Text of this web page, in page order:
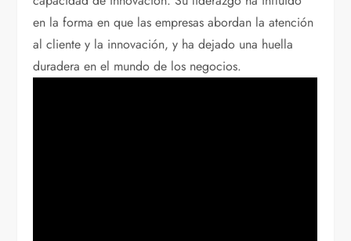
en la forma en que las empresas abordan la atención
al cliente y la innovación, y ha dejado una huella
duradera en el mundo de los negocios.